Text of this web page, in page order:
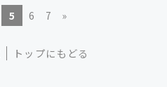
5 6 7 »
トップにもどる